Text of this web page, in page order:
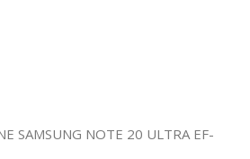
SAMSUNG NOTE 20 ULTRA EF-